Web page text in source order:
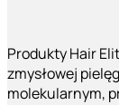
Produkty Hair
zmysłowej
molekularnym,